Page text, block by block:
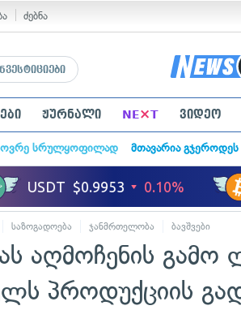
ძებნა
ჟურნალი NE×T ვიდეო
სრულყოფილად მთავარია გჯეროდეს
საზოგადოება ჯანმრთელობა ბავშვები
აღმოჩენის გამო
პროდუქციის